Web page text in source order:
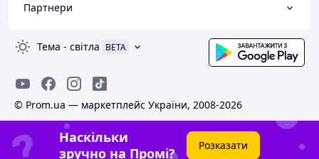
Партнери
Тема - світла BETA
© Prom.ua — маркетплейс України, 2008-2026
Наскільки
зручно на Промі?
Розказати